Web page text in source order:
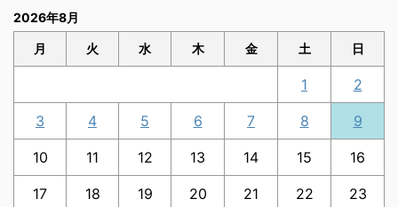
2026年8月
月 火 水 木 金 土 日
1 2
3 4 5 6 7 8 9
10 11 12 13 14 15 16
17 18 19 20 21 22 23